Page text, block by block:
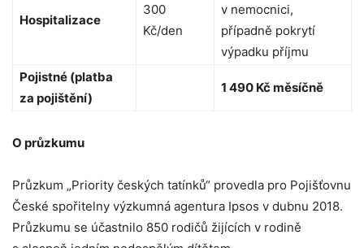
Hospitalizace
300
Kč/den
v nemocnici,
případně pokrytí
výpadku příjmu
Pojistné (platba
za pojištění)
1 490 Kč měsíčně
O průzkumu
Průzkum „Priority českých tatínků“ provedla pro Pojišťovnu
České spořitelny výzkumná agentura Ipsos v dubnu 2018.
Průzkumu se účastnilo 850 rodičů žijících v rodině